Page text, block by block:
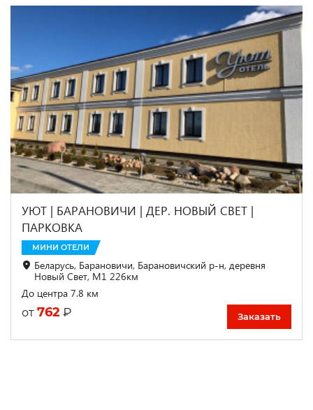
УЮТ | БАРАНОВИЧИ | ДЕР. НОВЫЙ СВЕТ |
ПАРКОВКА
МИНИ ОТЕЛИ
Беларусь, Барановичи, Барановичский р-н, деревня
Новый Свет, М1 226км
До центра 7.8 км
от 762 ₽ Заказать